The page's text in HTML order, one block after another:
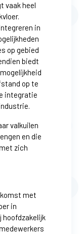
vaak heel
in
op gebied
biedt
op te
integratie
valkuilen
en die
zich
met
in
hoofdzakelijk